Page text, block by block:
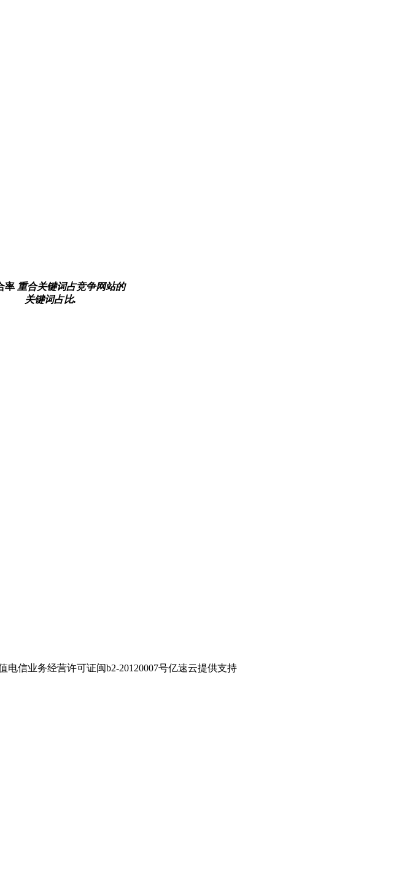
率 重合关键词占竞争网站的
关键词占比.
电信业务经营许可证闽b2-20120007号亿速云提供支持